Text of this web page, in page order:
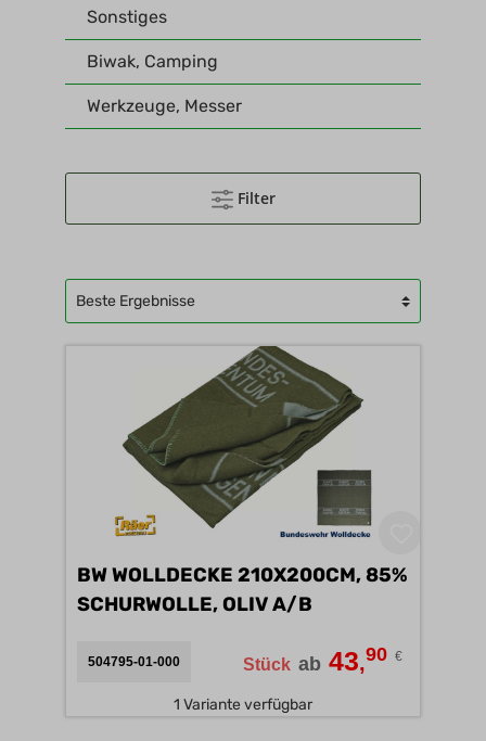
Sonstiges
Biwak, Camping
Werkzeuge, Messer
Filter
BW WOLLDECKE 210X200CM, 85%
SCHURWOLLE, OLIV A/B
504795-01-000 Stück ab 43,90 €
1 Variante verfügbar